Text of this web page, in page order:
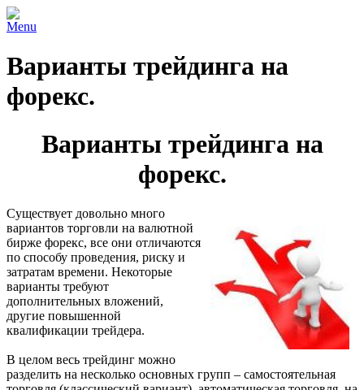
Menu
Варианты трейдинга на
форекс.
Варианты трейдинга на
форекс.
Существует довольно много
вариантов торговли на валютной
бирже форекс, все они отличаются
по способу проведения, риску и
затратам времени. Некоторые
варианты требуют
дополнительных вложений,
другие повышенной
квалификации трейдера.
В целом весь трейдинг можно
разделить на несколько основных групп – самостоятельная